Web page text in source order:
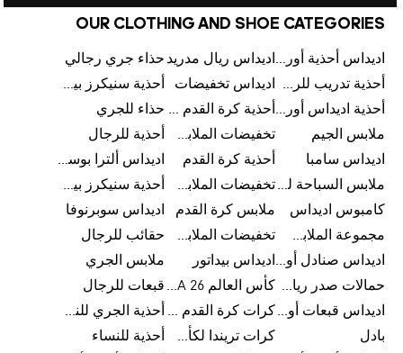
OUR CLOTHING AND SHOE CATEGORIES
اديداس أحذية أورجينالز اديداس ريال مدريد حذاء جري رجالي
أحذية تدريب للرجال
اديداس تخفيضات
أحذية سنيكرز بيضاء للرجال
أحذية اديداس أورجينال للنساء
أحذية كرة القدم للرجال حذاء للجري
ملابس الجيم
تخفيضات الملابس للأطفال
أحذية للرجال
اديداس سامبا
أحذية كرة القدم
اديداس ألترا بوست
ملابس السباحة للرجال
تخفيضات الملابس الرياضية
أحذية سنيكرز بيضاء للرجال
كامبوس اديداس
ملابس كرة القدم
اديداس سوبرنوفا
مجموعة الملابس الرياضية
تخفيضات الملابس للرجال
حقائب للرجال
اديداس صنادل أورجينال للنساء اديداس بيداتور
ملابس الجري
حمالات صدر رياضية
كأس العالم FIFA 26™ قبعات للرجال
اديداس قبعات أورجينال للرجال
كرات كرة القدم للرجال
أحذية الجري للنساء
بادل
كرات تريندا لكأس العالم FIFA 26™
أحذية للنساء